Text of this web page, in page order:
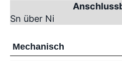
Sn über Ni
Mechanisch